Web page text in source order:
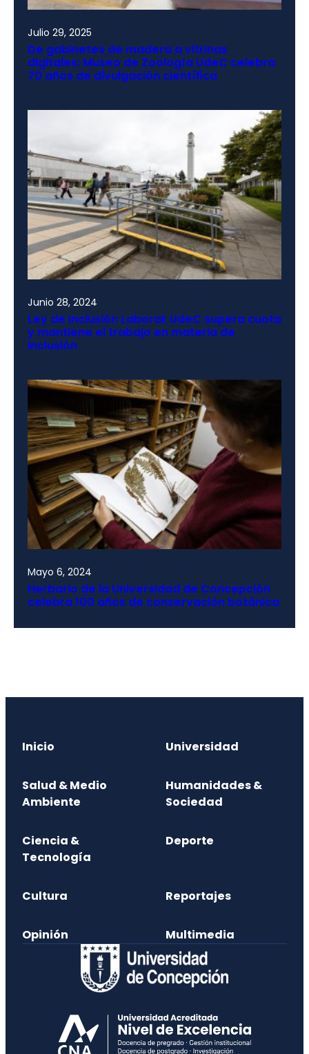
Julio 29, 2025
De gabinetes de madera a vitrinas
digitales: Museo de Zoología UdeC celebra
70 años de divulgación científica
Junio 28, 2024
Ley de Inclusión Laboral: UdeC supera cuota
y mantiene el trabajo en materia de
inclusión
Mayo 6, 2024
Herbario de la Universidad de Concepción
celebra 100 años de conservación botánica
Inicio Universidad
Salud & Medio
Ambiente
Humanidades &
Sociedad
Ciencia &
Tecnología
Deporte
Cultura Reportajes
Opinión Multimedia